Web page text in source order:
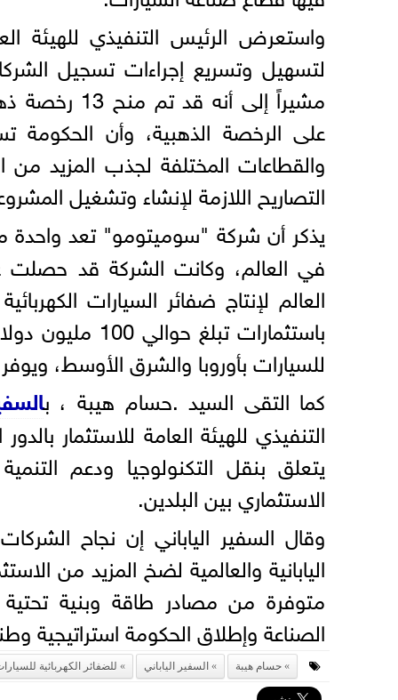
واستعرض الرئيس التنفيذي للهيئة
لتسهيل وتسريع إجراءات تسجيل
على الرخصة الذهبية، وأن الحكومة
والقطاعات المختلفة لجذب المزيد
التصاريح اللازمة لإنشاء وتشغيل
يذكر أن شركة "سوميتومو" تعد واحدة
في العالم، وكانت الشركة قد حصلت
باستثمارات
للسيارات بأوروبا والشرق الأوسط، ويوفر المصنع 10 آلاف
كما التقى السيد .حسام هيبة ، ب
التنفيذي للهيئة العامة للاستثمار
يتعلق بنقل التكنولوجيا ودعم
الاستثماري بين البلدين.
وقال السفير الياباني إن نجاح
اليابانية والعالمية لضخ المزيد من
متوفرة من مصادر طاقة وبنية
الصناعة وإطلاق الحكومة استراتيجية
حسام هيبة السفير الياباني للضفائر الكهربائية